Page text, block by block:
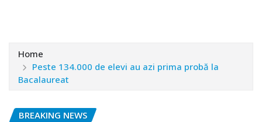
Home
Peste 134.000 de elevi au azi prima probă la
Bacalaureat
BREAKING NEWS